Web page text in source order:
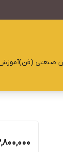
صنعتی (فن)